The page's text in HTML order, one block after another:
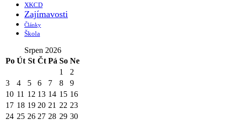
XKCD
Zajímavosti
Články
Škola
Srpen 2026
Po Út St Čt Pá So Ne
1
2
3
4 5 6 7 8
9
10 11 12 13 14 15 16
17 18 19 20 21 22 23
24 25 26 27 28 29 30